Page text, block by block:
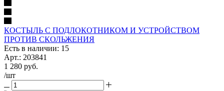
КОСТЫЛЬ С ПОДЛОКОТНИКОМ И УСТРОЙСТВОМ
ПРОТИВ СКОЛЬЖЕНИЯ
Есть в наличии: 15
Арт.: 203841
1 280 руб.
/шт